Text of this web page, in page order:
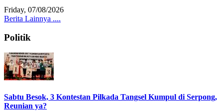
Friday, 07/08/2026
Berita Lainnya ....
Politik
Sabtu Besok, 3 Kontestan Pilkada Tangsel Kumpul di Serpong,
Reunian ya?